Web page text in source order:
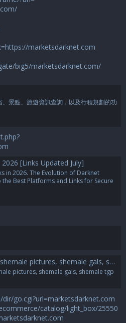
marketsdarknet.com
big5/marketsdarknet.com/
景點、旅遊資訊查詢，以及行程規劃的功
[Links Updated July]
in 2026. The Evolution of Darknet
the Best Platforms and Links for Secure
pictures, shemale gals, shemale tgp
pictures, shemale gals, shemale tgp
go.cgi?url=marketsdarknet.com
catalog/light_box/25550